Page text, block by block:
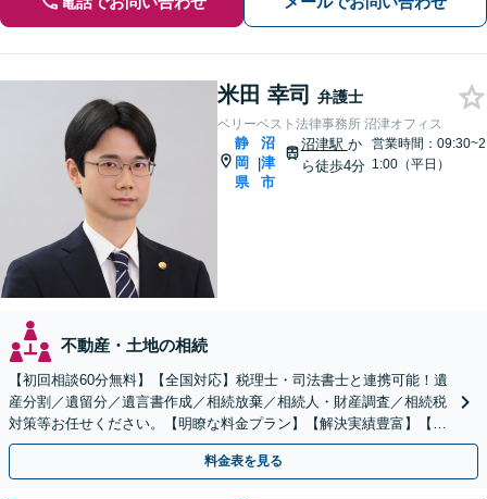
米田 幸司 弁護士
ベリーベスト法律事務所 沼津オフィス
静
岡
県
|
沼
津
市
沼津駅 か
ら徒歩4分
営業時間：09:30~2
1:00（平日）
不動産・土地の相続
【初回相談60分無料】【全国対応】税理士・司法書士と連携可能！遺
産分割／遺留分／遺言書作成／相続放棄／相続人・財産調査／相続税
対策等お任せください。【明瞭な料金プラン】【解決実績豊富】【電
話相談可】
料金表を見る